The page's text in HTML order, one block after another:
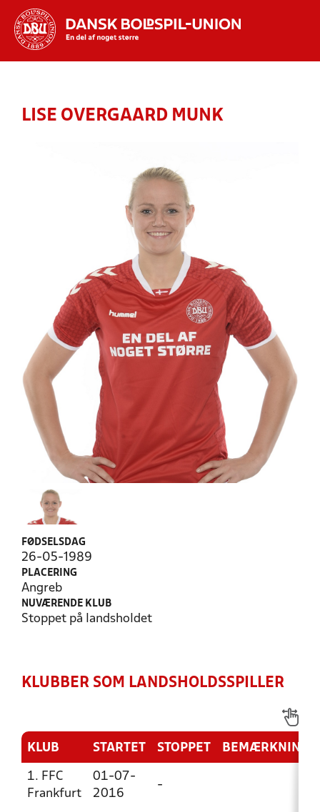
LISE OVERGAARD MUNK
FØDSELSDAG
26-05-1989
PLACERING
Angreb
NUVÆRENDE KLUB
Stoppet på landsholdet
KLUBBER SOM LANDSHOLDSSPILLER
KLUB STARTET STOPPET BEMÆRKNING
1. FFC
Frankfurt
01-07-
2016
-